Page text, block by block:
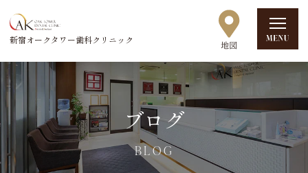
新宿オークタワー歯科クリニック
ブログ
BLOG